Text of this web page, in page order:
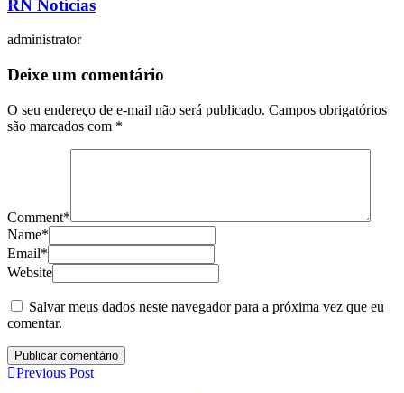
RN Notícias
administrator
Deixe um comentário
O seu endereço de e-mail não será publicado. Campos obrigatórios
são marcados com *
Comment*
Name*
Email*
Website
Salvar meus dados neste navegador para a próxima vez que eu
comentar.
Previous Post